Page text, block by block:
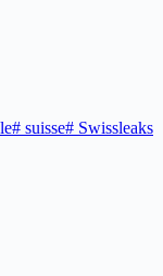
# suisse# Swissleaks